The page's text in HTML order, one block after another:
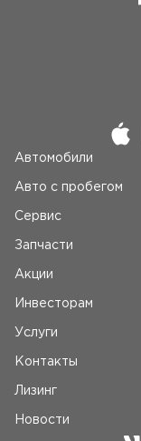
Автомобили
Авто c пробегом
Сервис
Запчасти
Акции
Инвесторам
Услуги
Контакты
Лизинг
Новости